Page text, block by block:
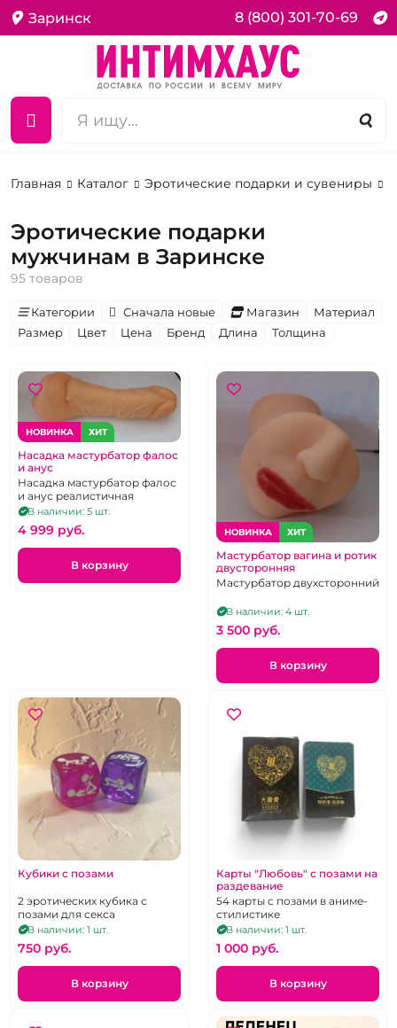
Заринск 8 (800) 301-70-69
Главная Каталог Эротические подарки и сувениры
Эротические подарки
мужчинам в Заринске
95 товаров
Категории Сначала новые Магазин
Материал
Размер
Цвет Цена Бренд Длина Толщина
НОВИНКА ХИТ
Насадка мастурбатор фалос
и анус
Насадка мастурбатор фалос
и анус реалистичная
В наличии: 5 шт.
4 999 pуб.
В корзину
НОВИНКА ХИТ
Мастурбатор вагина и ротик
двусторонняя
Мастурбатор двухсторонний
В наличии: 4 шт.
3 500 pуб.
В корзину
Кубики с позами
2 эротических кубика с
позами для секса
В наличии: 1 шт.
750 pуб.
В корзину
Карты "Любовь" с позами на
раздевание
54 карты с позами в аниме-
стилистике
В наличии: 1 шт.
1 000 pуб.
В корзину